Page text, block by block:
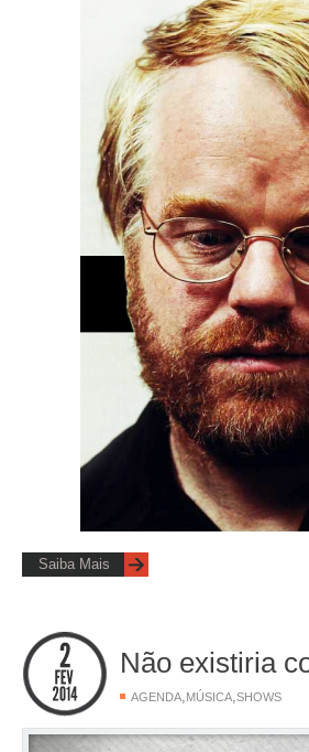
Saiba Mais
Não existiria
AGENDA, MÚSICA,SHOWS